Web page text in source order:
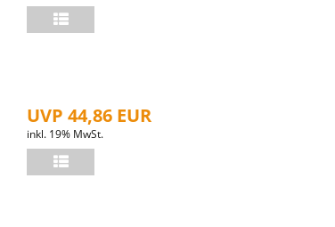
UVP 44,86 EUR
inkl. 19% MwSt.